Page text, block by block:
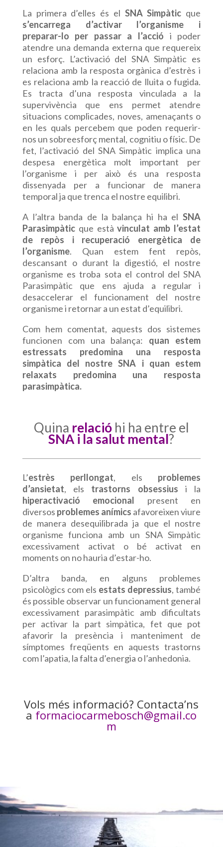
La primera d’elles és el SNA Simpàtic que
s’encarrega d’activar l’organisme i
preparar-lo per passar a l’acció i poder
atendre una demanda externa que requereix
un esforç. L’activació del SNA Simpàtic es
relaciona amb la resposta orgànica d’estrès i
es relaciona amb la reacció de lluita o fugida.
Es tracta d’una resposta vinculada a la
supervivència que ens permet atendre
situacions complicades, noves, amenaçants o
en les quals percebem que poden requerir-
nos un sobreesforç mental, cognitiu o físic. De
fet, l’activació del SNA Simpàtic implica una
despesa energètica molt important per
l’organisme i per això és una resposta
dissenyada per a funcionar de manera
temporal ja que trenca el nostre equilibri.
A l’altra banda de la balança hi ha elSNA
Parasimpàticque estàvinculat amb l’estat
de repòs i recuperació energètica de
l’organisme. Quan estem fent repòs,
descansant o durant la digestió, el nostre
organisme es troba sota el control del SNA
Parasimpàtic que ens ajuda a regular i
desaccelerar el funcionament del nostre
organisme i retornar a un estat d’equilibri.
Com hem comentat, aquests dos sistemes
funcionen com una balança: quan estem
estressats predomina una resposta
simpàtica del nostre SNA i quan estem
relaxats predomina una resposta
parasimpàtica.
Quina relació hi ha entre el
SNA i la salut mental?
L’estrès perllongat, els problemes
d’ansietat, els trastorns obsessius i la
hiperactivació emocional present en
diversos problemes anímics afavoreixen viure
de manera desequilibrada ja que el nostre
organisme funciona amb un SNA Simpàtic
excessivament activat o bé activat en
moments on no hauria d’estar-ho.
D’altra banda, en alguns problemes
psicològics com els estats depressius, també
és possible observar un funcionament general
excessivament parasimpàtic amb dificultats
per activar la part simpàtica, fet que pot
afavorir la presència i manteniment de
símptomes freqüents en aquests trastorns
com l’apatia, la falta d’energia o l’anhedonia.
Vols més informació? Contacta’ns
a formaciocarmebosch@gmail.co
m